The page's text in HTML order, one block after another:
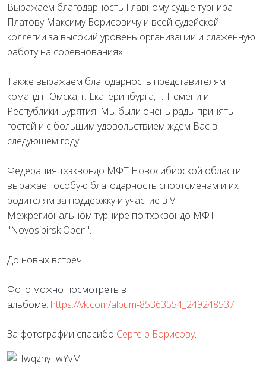
Выражаем благодарность Главному судье турнира -
Платову Максиму Борисовичу и всей судейской
коллегии за высокий уровень организации и слаженную
работу на соревнованиях.
Также выражаем благодарность представителям
команд г. Омска, г. Екатеринбурга, г. Тюмени и
Республики Бурятия. Мы были очень рады принять
гостей и с большим удовольствием ждем Вас в
следующем году.
Федерация тхэквондо МФТ Новосибирской области
выражает особую благодарность спортсменам и их
родителям за поддержку и участие в V
Межрегиональном турнире по тхэквондо МФТ
"Novosibirsk Open".
До новых встреч!
Фото можно посмотреть в
альбоме: https://vk.com/album-85363554_249248537
За фотографии спасибо Сергею Борисову.